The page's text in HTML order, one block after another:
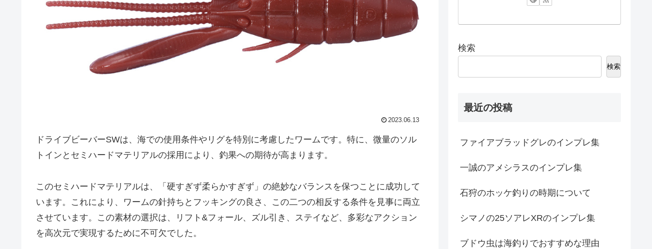
2023.06.13
ドライブビーバーSWは、海での使用条件やリグを特別に考慮したワームです。特に、微量のソル
トインとセミハードマテリアルの採用により、釣果への期待が高まります。
このセミハードマテリアルは、「硬すぎず柔らかすぎず」の絶妙なバランスを保つことに成功して
います。これにより、ワームの針持ちとフッキングの良さ、この二つの相反する条件を見事に両立
させています。この素材の選択は、リフト&フォール、ズル引き、ステイなど、多彩なアクション
を高次元で実現するために不可欠でした。
検索
検索
最近の投稿
ファイアブラッドグレのインプレ集
一誠のアメシラスのインプレ集
石狩のホッケ釣りの時期について
シマノの25ソアレXRのインプレ集
ブドウ虫は海釣りでおすすめな理由